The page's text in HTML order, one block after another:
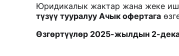
Юридикалык жактар жана жеке
түзүү тууралуу Ачык офертага
Өзгөртүүлөр 2025-жылдын 2-